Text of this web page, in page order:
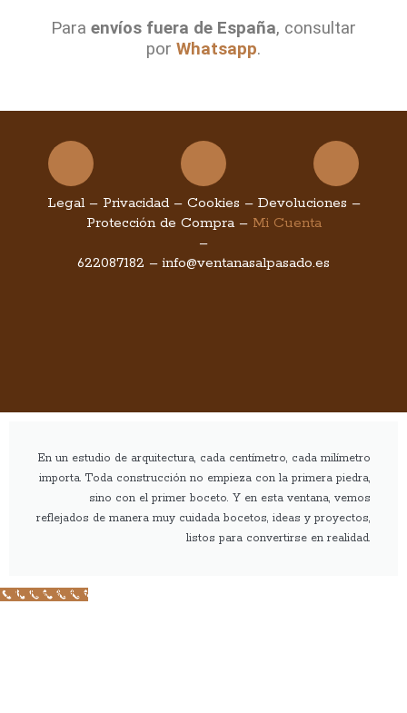
Para envíos fuera de España, consultar
por Whatsapp.
FacebookInstagram
Legal– Privacidad– Cookies – Devoluciones –
Protección de Compra– Mi Cuenta
–
622087182 –info@ventanasalpasado.es
En un estudio de arquitectura, cada centímetro, cada milímetro
importa. Toda construcción no empieza con la primera piedra,
sino con el primer boceto. Y en esta ventana, vemos
reflejados de manera muy cuidada bocetos, ideas y proyectos,
listos para convertirse en realidad.
Call Now Button